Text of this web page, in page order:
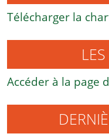
Télécharger la
Accéder à la page